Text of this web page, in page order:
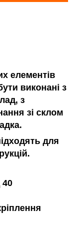
елементів
виконані з
з
зі склом
для
40